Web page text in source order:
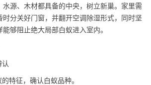
源、木材都具备的中央，树立新巢。家里需
分关好门窗，并翻开空调除湿形式，同时坚
够阻止绝大局部白蚁进入室内。
特征，确认白蚁品种。